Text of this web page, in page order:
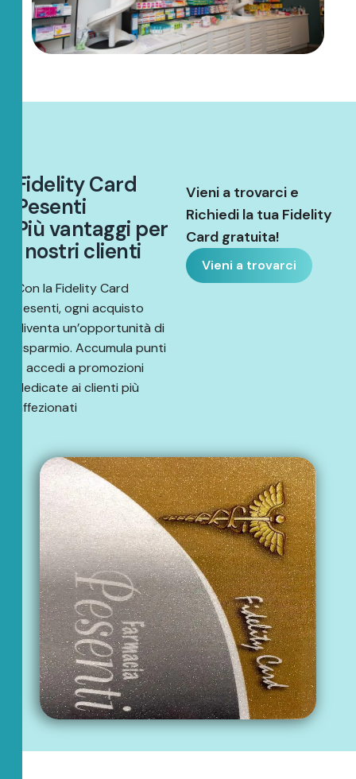
FidelityCard
Pesenti
Piùvantaggi per
nostri clienti
Con la Fidelity Card
Pesenti, ogni acquisto
diventa un’opportunità di
risparmio. Accumula punti
e accedi a promozioni
dedicate ai clienti più
affezionati
Vieni a trovarci e
Richiedi la tua Fidelity
Card gratuita!
Vieni a trovarci